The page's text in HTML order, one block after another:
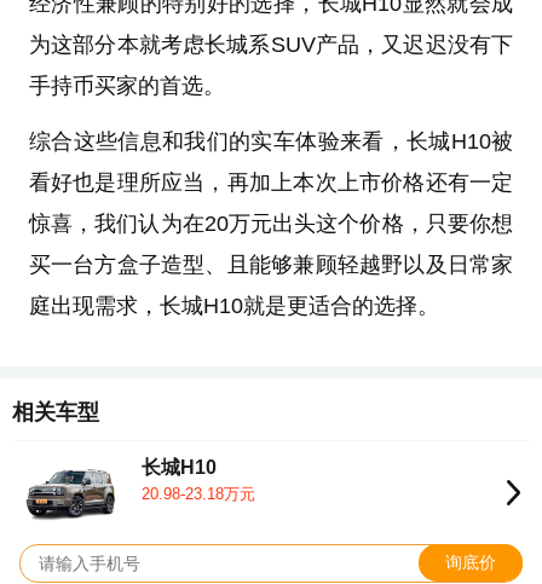
为这部分本就考虑长城系SUV产品，又迟迟没有下
手持币买家的首选。
综合这些信息和我们的实车体验来看，长城H10被
看好也是理所应当，再加上本次上市价格还有一定
惊喜，我们认为在20万元出头这个价格，只要你想
买一台方盒子造型、且能够兼顾轻越野以及日常家
庭出现需求，长城H10就是更适合的选择。
相关车型
长城H10
20.98-23.18万元
询底价